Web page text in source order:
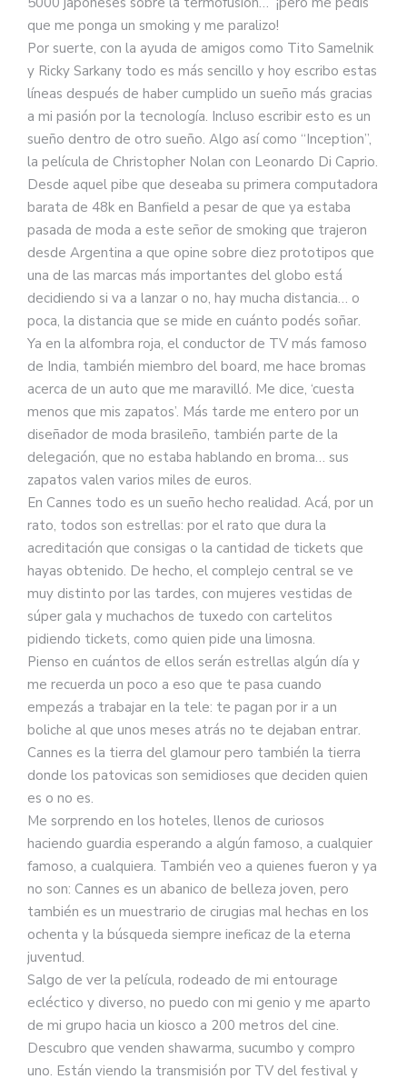
que me ponga un smoking y me paralizo!
Por suerte, con la ayuda de amigos como Tito Samelnik
y Ricky Sarkany todo es más sencillo y hoy escribo estas
líneas después de haber cumplido un sueño más gracias
a mi pasión por la tecnología. Incluso escribir esto es un
sueño dentro de otro sueño. Algo así como “Inception”,
la película de Christopher Nolan con Leonardo Di Caprio.
Desde aquel pibe que deseaba su primera computadora
barata de 48k en Banfield a pesar de que ya estaba
pasada de moda a este señor de smoking que trajeron
desde Argentina a que opine sobre diez prototipos que
una de las marcas más importantes del globo está
decidiendo si va a lanzar o no, hay mucha distancia… o
poca, la distancia que se mide en cuánto podés soñar.
Ya en la alfombra roja, el conductor de TV más famoso
de India, también miembro del board, me hace bromas
acerca de un auto que me maravilló. Me dice, ‘cuesta
menos que mis zapatos’. Más tarde me entero por un
diseñador de moda brasileño, también parte de la
delegación, que no estaba hablando en broma… sus
zapatos valen varios miles de euros.
En Cannes todo es un sueño hecho realidad. Acá, por un
rato, todos son estrellas: por el rato que dura la
acreditación que consigas o la cantidad de tickets que
hayas obtenido. De hecho, el complejo central se ve
muy distinto por las tardes, con mujeres vestidas de
súper gala y muchachos de tuxedo con cartelitos
pidiendo tickets, como quien pide una limosna.
Pienso en cuántos de ellos serán estrellas algún día y
me recuerda un poco a eso que te pasa cuando
empezás a trabajar en la tele: te pagan por ir a un
boliche al que unos meses atrás no te dejaban entrar.
Cannes es la tierra del glamour pero también la tierra
donde los patovicas son semidioses que deciden quien
es o no es.
Me sorprendo en los hoteles, llenos de curiosos
haciendo guardia esperando a algún famoso, a cualquier
famoso, a cualquiera. También veo a quienes fueron y ya
no son: Cannes es un abanico de belleza joven, pero
también es un muestrario de cirugias mal hechas en los
ochenta y la búsqueda siempre ineficaz de la eterna
juventud.
Salgo de ver la película, rodeado de mi entourage
ecléctico y diverso, no puedo con mi genio y me aparto
de mi grupo hacia un kiosco a 200 metros del cine.
Descubro que venden shawarma, sucumbo y compro
uno. Están viendo la transmisión por TV del festival y